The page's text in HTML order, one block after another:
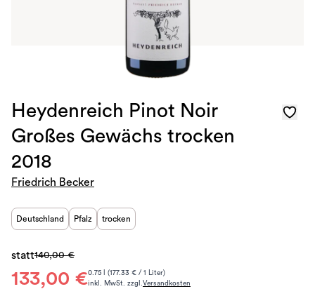
Heydenreich Pinot Noir
Großes Gewächs trocken
2018
Friedrich Becker
Deutschland Pfalz trocken
133,00 €
statt140,00 €
0.75 l (177.33 € / 1 Liter)
inkl. MwSt. zzgl.Versandkosten